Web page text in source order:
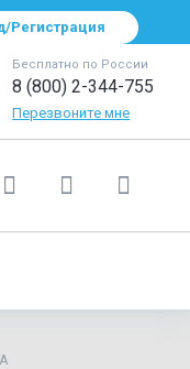
Регистрация
Бесплатно по России
8 (800) 2-344-755
Перезвоните мне